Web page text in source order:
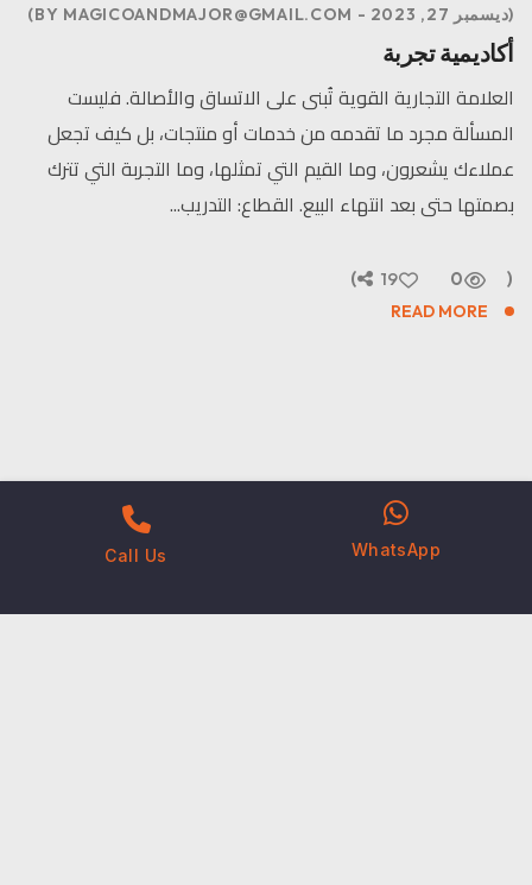
ديسمبر 27, 2023 BY MAGICOANDMAJOR@GMAIL.COM
أكاديمية تجربة
العلامة التجارية القوية تُبنى على الاتساق والأصالة. فليست
المسألة مجرد ما تقدمه من خدمات أو منتجات، بل كيف تجعل
عملاءك يشعرون، وما القيم التي تمثلها، وما التجربة التي تترك
بصمتها حتى بعد انتهاء البيع. القطاع: التدريب...
READ MORE
0
19
WhatsApp
Call Us